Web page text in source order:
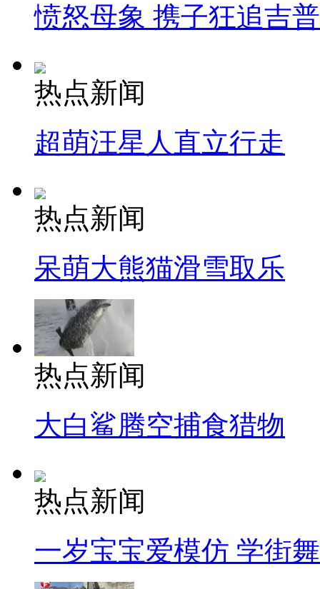
愤怒母象 携子狂追吉
热点新闻
超萌汪星人直立行走
热点新闻
呆萌大熊猫滑雪取乐
热点新闻
大白鲨腾空捕食猎物
热点新闻
一岁宝宝爱模仿 学街